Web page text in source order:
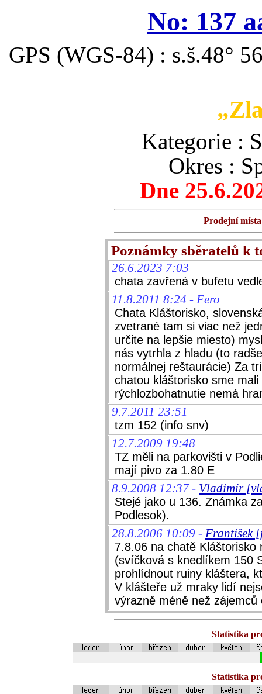
No: 137
GPS (WGS-84) : s.š.48°
Kategorie :
Okres :
Dne
Prodejní
Poznámky sběratelů k
26.6.2023 7:03
chata zavřená v bufetu
11.8.2011 8:24 - Fero
Chata Kláštorisko,
zvetrané tam si viac než
určite na lepšie miesto)
nás vytrhla z hladu (to
normálnej reštaurácie) Za
chatou kláštorisko sme
rýchlozbohatnutie nemá
9.7.2011 23:51
tzm 152 (info snv)
12.7.2009 19:48
TZ měli na parkovišti v
mají pivo za 1.80 E
8.9.2008 12:37 - Vladimír
Stejé jako u 136. Známka
Podlesok).
28.8.2006 10:09 - František
7.8.06 na chatě
(svíčková s knedlíkem 150
prohlídnout ruiny kláštera,
V klášteře už mraky lidí
výrazně méně než
Statistika
Statistika